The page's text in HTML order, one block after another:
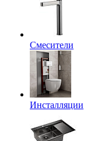
Смесители
Инсталляции